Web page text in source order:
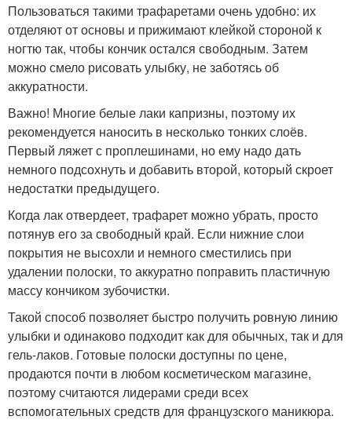
Пользоваться такими трафаретами очень удобно: их
отделяют от основы и прижимают клейкой стороной к
ногтю так, чтобы кончик остался свободным. Затем
можно смело рисовать улыбку, не заботясь об
аккуратности.
Важно! Многие белые лаки капризны, поэтому их
рекомендуется наносить в несколько тонких слоёв.
Первый ляжет с проплешинами, но ему надо дать
немного подсохнуть и добавить второй, который скроет
недостатки предыдущего.
Когда лак отвердеет, трафарет можно убрать, просто
потянув его за свободный край. Если нижние слои
покрытия не высохли и немного сместились при
удалении полоски, то аккуратно поправить пластичную
массу кончиком зубочистки.
Такой способ позволяет быстро получить ровную линию
улыбки и одинаково подходит как для обычных, так и для
гель-лаков. Готовые полоски доступны по цене,
продаются почти в любом косметическом магазине,
поэтому считаются лидерами среди всех
вспомогательных средств для французского маникюра.